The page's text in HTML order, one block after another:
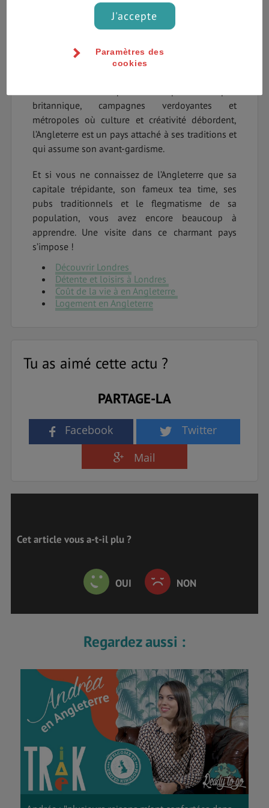
dépaysement total. Nombreux sont ceux qui
choisissent cette destination pour les vacances,
comprend. Ce pays regorge d’attractions et offre
une qualité de vie unique.
britannique, campagnes verdoyantes et
métropoles où culture et créativité débordent,
l’Angleterre est un pays attaché à ses traditions et
qui assume son avant-gardisme.
Et si vous ne connaissez de l’Angleterre que sa
capitale trépidante, son fameux tea time, ses
pubs traditionnels et le flegmatisme de sa
population, vous avez encore beaucoup à
apprendre. Une visite dans ce charmant pays
s’impose !
Découvrir Londres
Détente et loisirs à Londres
Coût de la vie à en Angleterre
Logement en Angleterre
Tu as aimé cette actu ?
PARTAGE-LA
Facebook
Twitter
Mail
Cet article vous a-t-il plu ?
OUI NON
Regardez aussi :
J'accepte
Paramètres des
cookies